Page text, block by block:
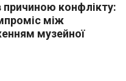
конфлікту:
між
музейної